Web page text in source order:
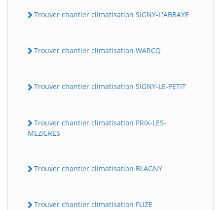
Trouver chantier climatisation SIGNY-L'ABBAYE
Trouver chantier climatisation WARCQ
Trouver chantier climatisation SIGNY-LE-PETIT
Trouver chantier climatisation PRIX-LES-
MEZIERES
Trouver chantier climatisation BLAGNY
Trouver chantier climatisation FLIZE